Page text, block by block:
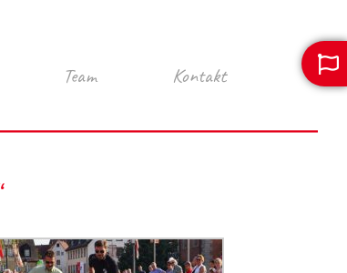
Team Kontakt